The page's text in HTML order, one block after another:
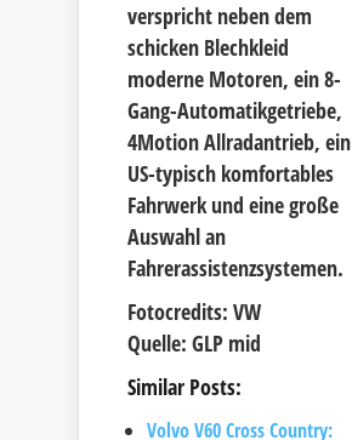
verspricht neben dem
schicken Blechkleid
moderne Motoren, ein 8-
Gang-Automatikgetriebe,
4Motion Allradantrieb, ein
US-typisch komfortables
Fahrwerk und eine große
Auswahl an
Fahrerassistenzsystemen.
Fotocredits: VW
Quelle: GLP mid
Similar Posts:
Volvo V60 Cross Country: